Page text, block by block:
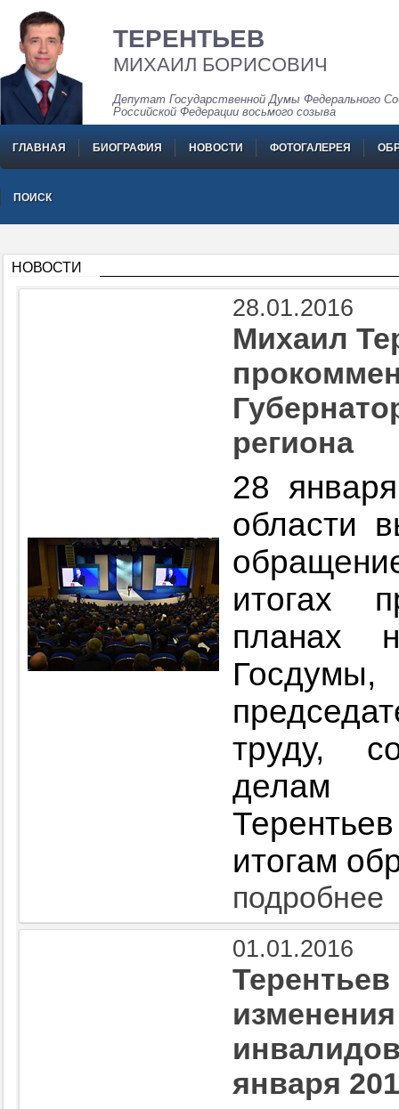
ТЕРЕНТЬЕВ
МИХАИЛ БОРИСОВИЧ
Депутат Государственной Думы Федерального
Российской Федерации восьмого созыва
ГЛАВНАЯ БИОГРАФИЯ НОВОСТИ ФОТОГАЛЕРЕЯ
ПОИСК
НОВОСТИ
28.01.2016
Михаил
региона
28
области
итогах
планах
труду,
делам
итогам
подробнее
01.01.2016
января